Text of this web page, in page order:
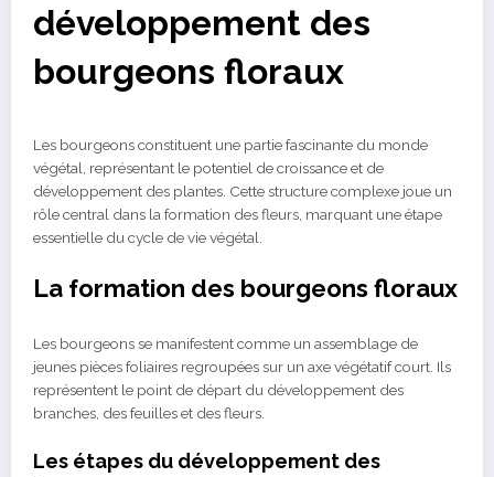
développement des
bourgeons floraux
Les bourgeons constituent une partie fascinante du monde
végétal, représentant le potentiel de croissance et de
développement des plantes. Cette structure complexe joue un
rôle central dans la formation des fleurs, marquant une étape
essentielle du cycle de vie végétal.
La formation des bourgeons floraux
Les bourgeons se manifestent comme un assemblage de
jeunes pièces foliaires regroupées sur un axe végétatif court. Ils
représentent le point de départ du développement des
branches, des feuilles et des fleurs.
Les étapes du développement des